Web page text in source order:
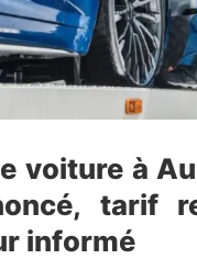
voiture à
tarif
informé